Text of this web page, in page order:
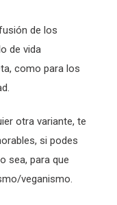
de los
de vida
como para los
otra variante, te
si podes
sea, para que
veganismo.